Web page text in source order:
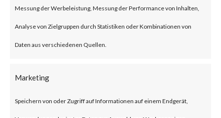
Messung der Werbeleistung, Messung der Performance von Inhalten,
Analyse von Zielgruppen durch Statistiken oder Kombinationen von
Daten aus verschiedenen Quellen.
Marketing
Speichern von oder Zugriff auf Informationen auf einem Endgerät,
user, device and application
management for enterprises.
published by JumpCloud, an